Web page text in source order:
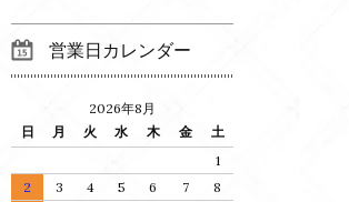
営業日カレンダー
2026年8月
日
月 火 水 木 金
土
1
2
3 4 5 6 7 8